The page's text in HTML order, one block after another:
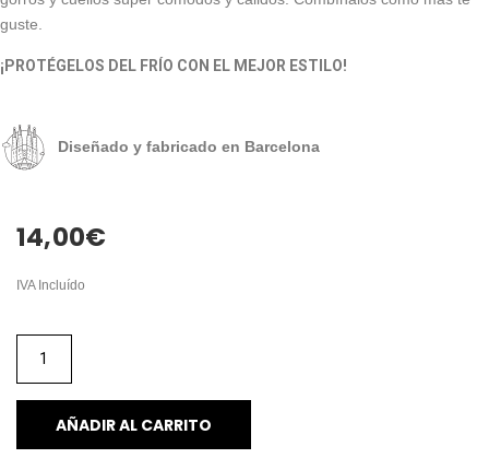
guste.
¡PROTÉGELOS DEL FRÍO CON EL MEJOR ESTILO!
Diseñado y fabricado en Barcelona
14,00€
IVA Incluído
AÑADIR AL CARRITO